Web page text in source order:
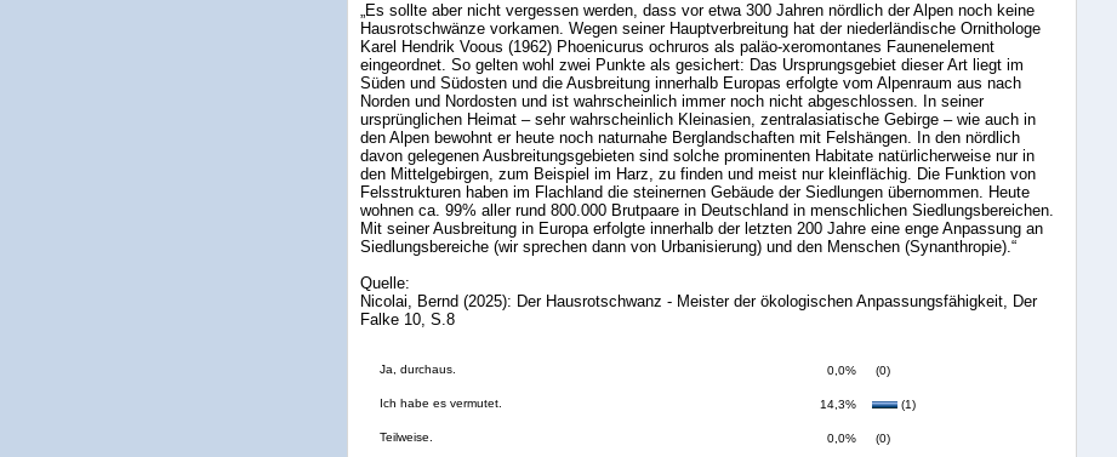
„Es sollte aber nicht vergessen werden, dass vor etwa 300 Jahren nördlich der Alpen noch keine
Hausrotschwänze vorkamen. Wegen seiner Hauptverbreitung hat der niederländische Ornithologe
Karel Hendrik Voous (1962) Phoenicurus ochruros als paläo-xeromontanes Faunenelement
eingeordnet. So gelten wohl zwei Punkte als gesichert: Das Ursprungsgebiet dieser Art liegt im
Süden und Südosten und die Ausbreitung innerhalb Europas erfolgte vom Alpenraum aus nach
Norden und Nordosten und ist wahrscheinlich immer noch nicht abgeschlossen. In seiner
ursprünglichen Heimat – sehr wahrscheinlich Kleinasien, zentralasiatische Gebirge – wie auch in
den Alpen bewohnt er heute noch naturnahe Berglandschaften mit Felshängen. In den nördlich
davon gelegenen Ausbreitungsgebieten sind solche prominenten Habitate natürlicherweise nur in
den Mittelgebirgen, zum Beispiel im Harz, zu finden und meist nur kleinflächig. Die Funktion von
Felsstrukturen haben im Flachland die steinernen Gebäude der Siedlungen übernommen. Heute
wohnen ca. 99% aller rund 800.000 Brutpaare in Deutschland in menschlichen Siedlungsbereichen.
Mit seiner Ausbreitung in Europa erfolgte innerhalb der letzten 200 Jahre eine enge Anpassung an
Siedlungsbereiche (wir sprechen dann von Urbanisierung) und den Menschen (Synanthropie).“
Quelle:
Nicolai, Bernd (2025): Der Hausrotschwanz - Meister der ökologischen Anpassungsfähigkeit, Der
Falke 10, S.8
Ja, durchaus. 0,0% (0)
Ich habe es vermutet. 14,3% (1)
Teilweise. 0,0% (0)